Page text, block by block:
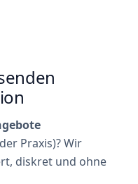
Praxis)? Wir
diskret und ohne